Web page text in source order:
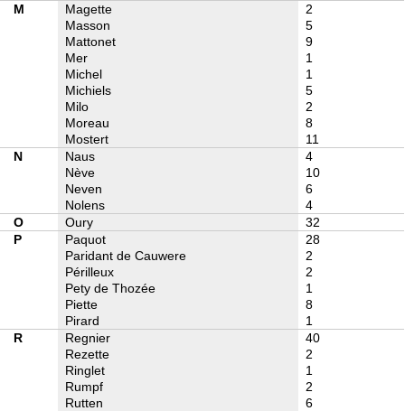
M
Magette
2
Masson
5
Mattonet
9
Mer
1
Michel
1
Michiels
5
Milo
2
Moreau
8
Mostert
11
N
Naus
4
Nève
10
Neven
6
Nolens
4
O
Oury
32
P
Paquot
28
Paridant de Cauwere
2
Périlleux
2
Pety de Thozée
1
Piette
8
Pirard
1
R
Regnier
40
Rezette
2
Ringlet
1
Rumpf
2
Rutten
6